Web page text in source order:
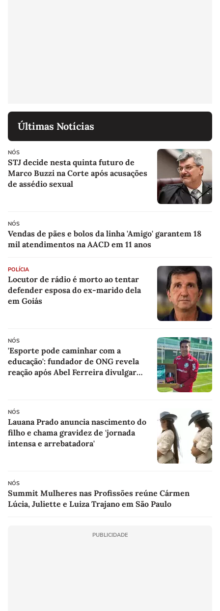
Últimas Notícias
NÓS
STJ decide nesta quinta futuro de
Marco Buzzi na Corte após acusações
de assédio sexual
NÓS
Vendas de pães e bolos da linha 'Amigo' garantem 18
mil atendimentos na AACD em 11 anos
POLÍCIA
Locutor de rádio é morto ao tentar
defender esposa do ex-marido dela
em Goiás
NÓS
'Esporte pode caminhar com a
educação': fundador de ONG revela
reação após Abel Ferreira divulgar
NÓS
Lauana Prado anuncia nascimento do
filho e chama gravidez de 'jornada
intensa e arrebatadora'
NÓS
Summit Mulheres nas Profissões reúne Cármen
Lúcia, Juliette e Luiza Trajano em São Paulo
PUBLICIDADE